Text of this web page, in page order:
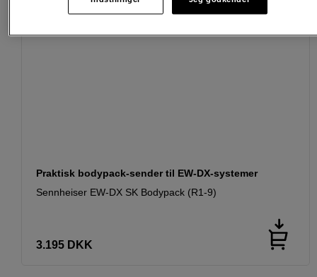
Praktisk bodypack-sender til EW-DX-systemer
Sennheiser EW-DX SK Bodypack (R1-9)
3.195 DKK